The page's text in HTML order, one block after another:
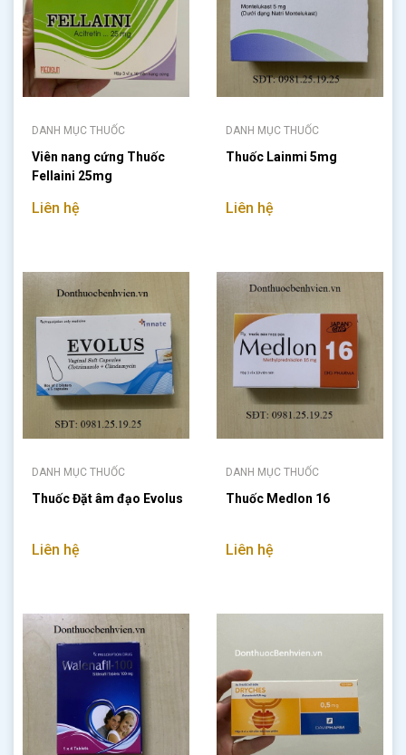
DANH MỤC THUỐC
Viên nang cứng Thuốc
Fellaini 25mg
Liên hệ
DANH MỤC THUỐC
Thuốc Lainmi 5mg
Liên hệ
DANH MỤC THUỐC
Thuốc Đặt âm đạo Evolus
Liên hệ
DANH MỤC THUỐC
Thuốc Medlon 16
Liên hệ